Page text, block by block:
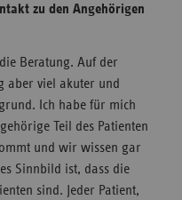
zu den Angehörigen
Beratung. Auf der
aber viel akuter und
Ich habe für mich
Teil des Patienten
und wir wissen gar
Sinnbild ist, dass die
sind. Jeder Patient,